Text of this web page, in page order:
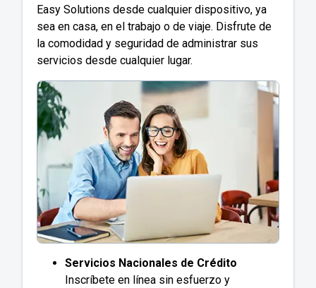
Easy Solutions desde cualquier dispositivo, ya
sea en casa, en el trabajo o de viaje. Disfrute de
la comodidad y seguridad de administrar sus
servicios desde cualquier lugar.
Servicios Nacionales de Crédito
Inscríbete en línea sin esfuerzo y